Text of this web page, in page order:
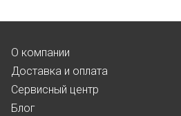
О компании
Доставка и оплата
Сервисный центр
Блог